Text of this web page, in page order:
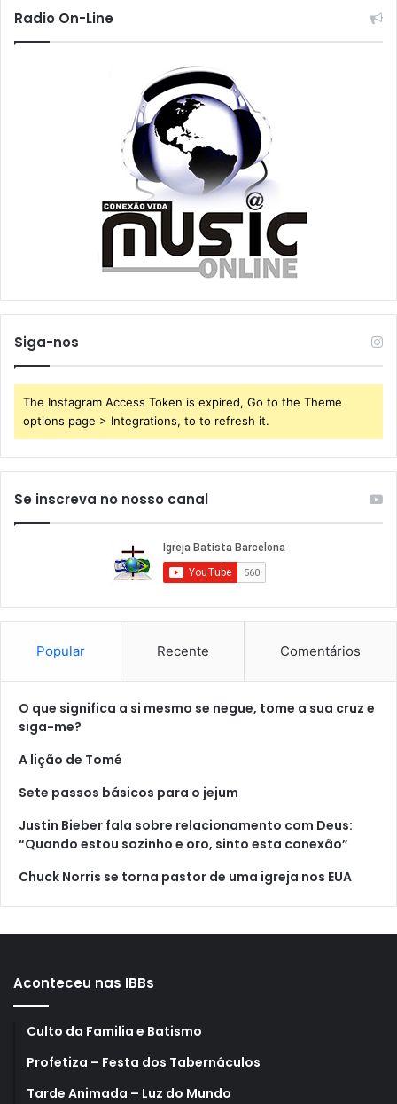
Radio On-Line
Siga-nos
The Instagram Access Token is expired, Go to the Theme
options page > Integrations, to to refresh it.
Se inscreva no nosso canal
Popular Recente Comentários
O que significa a si mesmo se negue, tome a sua cruz e
siga-me?
A lição de Tomé
Sete passos básicos para o jejum
Justin Bieber fala sobre relacionamento com Deus:
“Quando estou sozinho e oro, sinto esta conexão”
Chuck Norris se torna pastor de uma igreja nos EUA
Aconteceu nas IBBs
Culto da Familia e Batismo
Profetiza – Festa dos Tabernáculos
Tarde Animada – Luz do Mundo